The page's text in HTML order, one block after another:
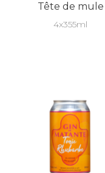
Tête de mule
4x355ml